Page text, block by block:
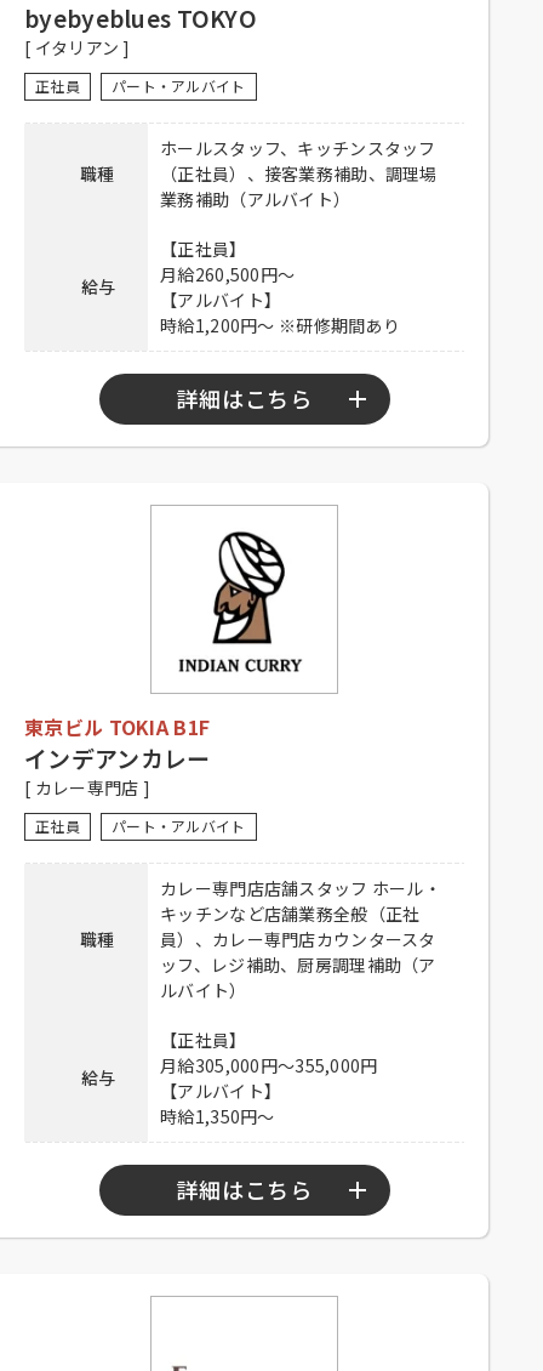
中・高齢歓迎、経験者優遇、未経験
【正社員・契約社員】
内割引有り、交通費全額支給
【アルバイト】
社員登用有り、昇給有り、社保完
備、社内割引有り、交通費全額支給
【正社員・契約社員】
メールアドレスに履歴書・職務経歴
書を添付のうえご応募ください。
Mail：RCatFujimino@garmin.com
メールアドレスにご連絡ください。
Mail：GJStore.Saiyo@garmin.com
byebyeblues TOKYO
[ イタリアン ]
正社員 パート・アルバイト
職種
ホールスタッフ、キッチンスタッフ
（正社員）、接客業務補助、調理場
業務補助（アルバイト）
給与
【正社員】
月給260,500円～
【アルバイト】
時給1,200円～ ※研修期間あり
詳細はこちら
シフト制（要相談）
【正社員】
シフト制※休憩あり、経験者優遇、
未経験者可
【アルバイト】
シフト制（要相談）、大学生可、主
婦歓迎、フリーター歓迎、中・高齢
歓迎、経験者優遇、未経験者可
昇給有り、賞与有り、社保完備、休
服貸与、交通費一部支給（上限
50,000円／月）
【アルバイト】
制服貸与、交通費一部支給（上限
50,000円／月）
電話連絡後、履歴書持参のうえ、ご
来店ください。
03-6812-2131 担当：山下
東京ビル TOKIA B1F
インデアンカレー
[ カレー専門店 ]
正社員 パート・アルバイト
職種
カレー専門店店舗スタッフ ホール・
キッチンなど店舗業務全般（正社
員）、カレー専門店カウンタースタ
ッフ、レジ補助、厨房調理補助（ア
ルバイト）
給与
【正社員】
月給305,000円～355,000円
【アルバイト】
時給1,350円～
詳細はこちら